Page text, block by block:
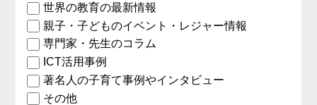
世界の教育の最新情報
親子・子どものイベント・レジャー情報
専門家・先生のコラム
ICT活用事例
著名人の子育て事例やインタビュー
その他